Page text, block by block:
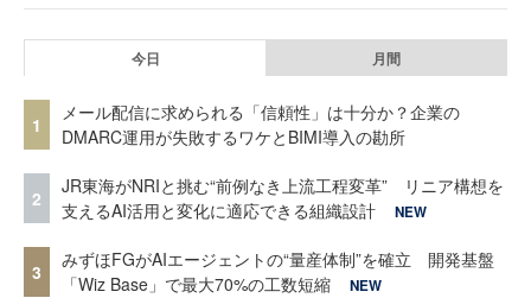
今日 月間
1
メール配信に求められる「信頼性」は十分か？企業の
DMARC運用が失敗するワケとBIMI導入の勘所
2
JR東海がNRIと挑む“前例なき上流工程変革” リニア構想を
支えるAI活用と変化に適応できる組織設計
NEW
3
みずほFGがAIエージェントの“量産体制”を確立 開発基盤
「Wiz Base」で最大70%の工数短縮
NEW